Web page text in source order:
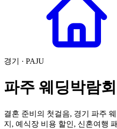
경기 · PAJU
파주 웨딩박람회
결혼 준비의 첫걸음, 경기 파주
지, 예식장 비용 할인, 신혼여행